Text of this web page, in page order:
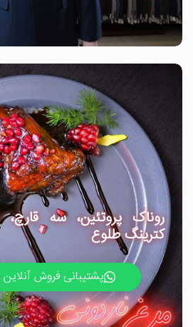
روناک پروتئین، سه قارچ،
کترینگ طلوع
پشتیبانی فروش